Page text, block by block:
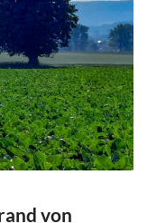
von